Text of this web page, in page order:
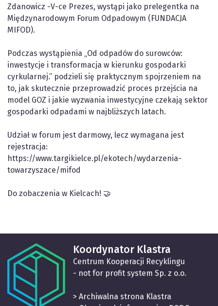
Zdanowicz -V-ce Prezes, wystąpi jako prelegentka na
Międzynarodowym Forum Odpadowym (FUNDACJA
MIFOD).
Podczas wystąpienia „Od odpadów do surowców:
inwestycje i transformacja w kierunku gospodarki
cyrkularnej.” podzieli się praktycznym spojrzeniem na
to, jak skutecznie przeprowadzić proces przejścia na
model GOZ i jakie wyzwania inwestycyjne czekają sektor
gospodarki odpadami w najbliższych latach.
Udział w forum jest darmowy, lecz wymagana jest
rejestracja:
https://www.targikielce.pl/ekotech/wydarzenia-
towarzyszace/mifod
Do zobaczenia w Kielcach! 🤝
Koordynator Klastra
Centrum Kooperacji Recyklingu
- not for profit system Sp. z o.o.
> Archiwalna strona Klastra